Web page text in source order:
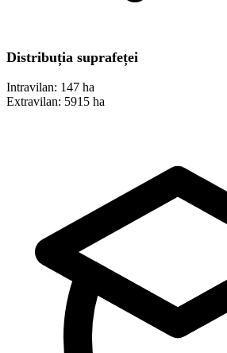
Distribuția suprafeței
Intravilan: 147 ha
Extravilan: 5915 ha